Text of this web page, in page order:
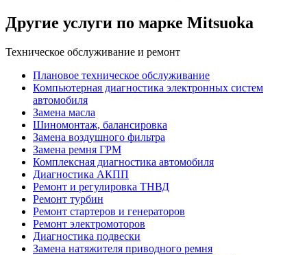
Другие услуги по марке Mitsuoka
Техническое обслуживание и ремонт
Плановое техническое обслуживание
Компьютерная диагностика электронных систем
автомобиля
Замена масла
Шиномонтаж, балансировка
Замена воздушного фильтра
Замена ремня ГРМ
Комплексная диагностика автомобиля
Диагностика АКПП
Ремонт и регулировка ТНВД
Ремонт турбин
Ремонт стартеров и генераторов
Ремонт электромоторов
Диагностика подвески
Замена натяжителя приводного ремня